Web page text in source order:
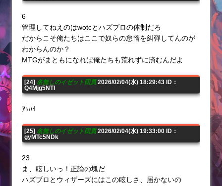
6
管理してねえのはwotcとハズブロの体制だろ
だからこそ俺たちはここで奴らの怠惰を糾弾してんのが
わからんのか？
MTGがまともになれば俺たちも荒れずに済むんだよ
[24] 名無しのイゼット団員2026/02/04(水) 18:29:43 ID：
Q4Mjg5NTI
ｱｯﾊｲ
[25] 名無しのイゼット団員2026/02/04(水) 19:33:00 ID：
gyMTc5NDk
23
ま、眩しいっ！正論の塊だ
ハズブロとウィザーズにはこの眩しさ、届かないの